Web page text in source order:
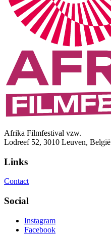
Afrika Filmfestival vzw.
Lodreef 52, 3010 Leuven, België
Links
Contact
Social
Instagram
Facebook